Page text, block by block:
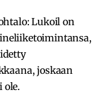
Lukoil on
joskaan
ole.